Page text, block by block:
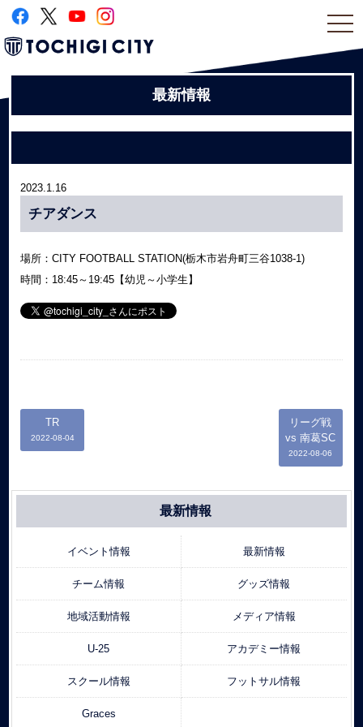
最新情報
2023.1.16
チアダンス
場所：CITY FOOTBALL STATION(栃木市岩舟町三谷1038-1)
時間：18:45～19:45【幼児～小学生】
TR
2022-08-04
リーグ戦
vs 南葛SC
2022-08-06
最新情報
イベント情報 最新情報
チーム情報 グッズ情報
地域活動情報 メディア情報
U-25 アカデミー情報
スクール情報 フットサル情報
Graces